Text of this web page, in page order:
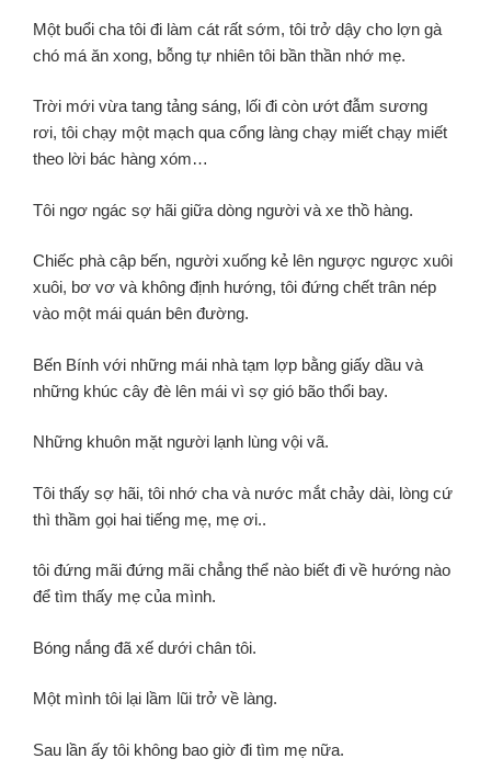
Một buổi cha tôi đi làm cát rất sớm, tôi trở dậy cho lợn gà
chó má ăn xong, bỗng tự nhiên tôi bần thần nhớ mẹ.
Trời mới vừa tang tảng sáng, lối đi còn ướt đẫm sương
rơi, tôi chạy một mạch qua cổng làng chạy miết chạy miết
theo lời bác hàng xóm…
Tôi ngơ ngác sợ hãi giữa dòng người và xe thồ hàng.
Chiếc phà cập bến, người xuống kẻ lên ngược ngược xuôi
xuôi, bơ vơ và không định hướng, tôi đứng chết trân nép
vào một mái quán bên đường.
Bến Bính với những mái nhà tạm lợp bằng giấy dầu và
những khúc cây đè lên mái vì sợ gió bão thổi bay.
Những khuôn mặt người lạnh lùng vội vã.
Tôi thấy sợ hãi, tôi nhớ cha và nước mắt chảy dài, lòng cứ
thì thầm gọi hai tiếng mẹ, mẹ ơi..
tôi đứng mãi đứng mãi chẳng thể nào biết đi về hướng nào
để tìm thấy mẹ của mình.
Bóng nắng đã xế dưới chân tôi.
Một mình tôi lại lầm lũi trở về làng.
Sau lần ấy tôi không bao giờ đi tìm mẹ nữa.